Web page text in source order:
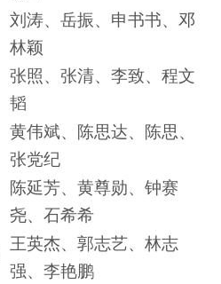
刘涛、岳振、申书书、邓
林颖
张照、张清、李致、程文
韬
黄伟斌、陈思达、陈思、
张党纪
陈延芳、黄尊勋、钟赛
尧、石希希
王英杰、郭志艺、林志
强、李艳鹏